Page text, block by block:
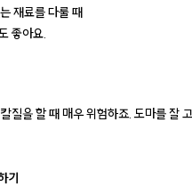
재료를 다룰 때
좋아요.
질을 할 때 매우 위험하죠. 도마를 잘
기